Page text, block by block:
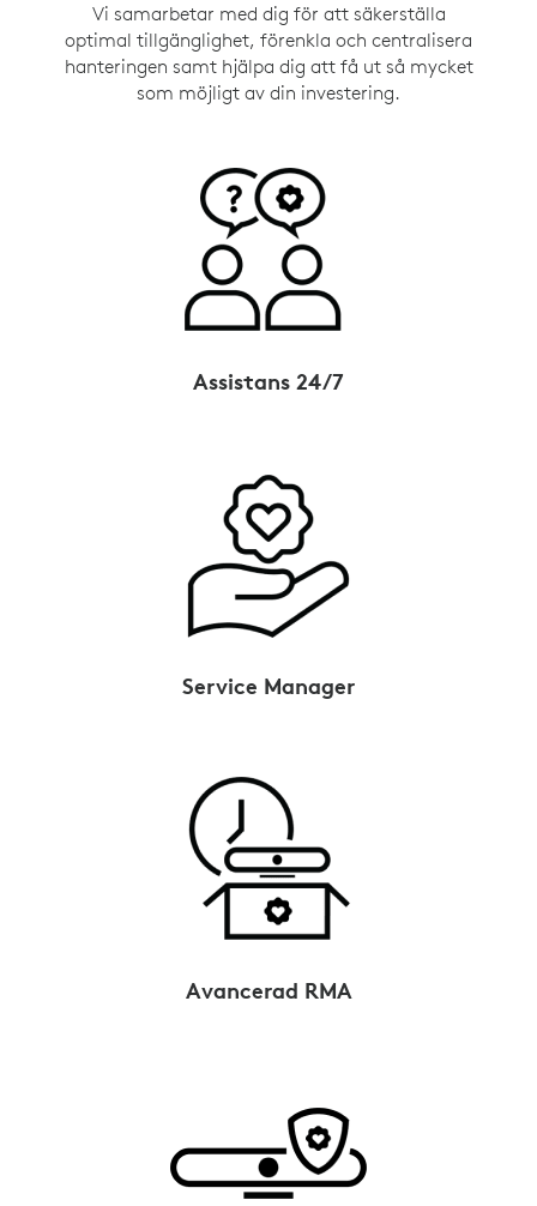
Vi samarbetar med dig för att säkerställa
optimal tillgänglighet, förenkla och centralisera
hanteringen samt hjälpa dig att få ut så mycket
som möjligt av din investering.
Assistans 24/7
Service Manager
Avancerad RMA